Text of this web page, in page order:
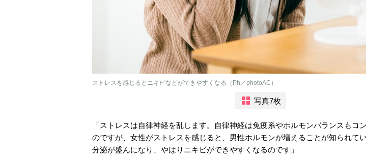
ストレスを感じるとニキビなどができやすくなる（Ph／photoAC）
写真7枚
「ストレスは自律神経を乱します。自律神経は免疫系やホルモンバランスもコ
のですが、女性がストレスを感じると、男性ホルモンが増えることが知られて
分泌が盛んになり、やはりニキビができやすくなるのです」